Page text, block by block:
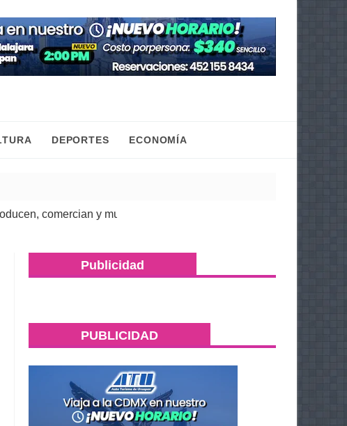
DEPORTES ECONOMÍA
comercian y mueven la economía regional: Torres Piña
Publicidad
PUBLICIDAD